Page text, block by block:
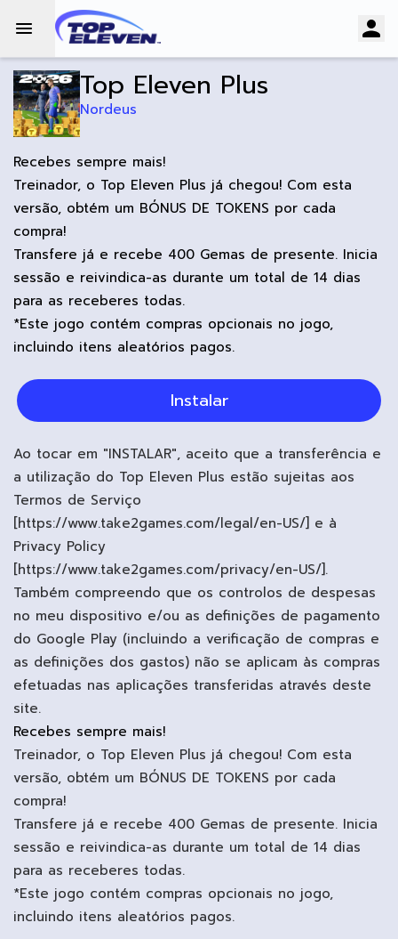
Top Eleven Plus
Nordeus
Recebes sempre mais!
Treinador, o Top Eleven Plus já chegou! Com esta
versão, obtém um BÓNUS DE TOKENS por cada
compra!
Transfere já e recebe 400 Gemas de presente. Inicia
sessão e reivindica-as durante um total de 14 dias
para as receberes todas.
*Este jogo contém compras opcionais no jogo,
incluindo itens aleatórios pagos.
Instalar
Ao tocar em "INSTALAR", aceito que a transferência e
a utilização do Top Eleven Plus estão sujeitas aos
Termos de Serviço
[https://www.take2games.com/legal/en-US/] e à
Privacy Policy
[https://www.take2games.com/privacy/en-US/].
Também compreendo que os controlos de despesas
no meu dispositivo e/ou as definições de pagamento
do Google Play (incluindo a verificação de compras e
as definições dos gastos) não se aplicam às compras
efetuadas nas aplicações transferidas através deste
site.
Recebes sempre mais!
Treinador, o Top Eleven Plus já chegou! Com esta
versão, obtém um BÓNUS DE TOKENS por cada
compra!
Transfere já e recebe 400 Gemas de presente. Inicia
sessão e reivindica-as durante um total de 14 dias
para as receberes todas.
*Este jogo contém compras opcionais no jogo,
incluindo itens aleatórios pagos.